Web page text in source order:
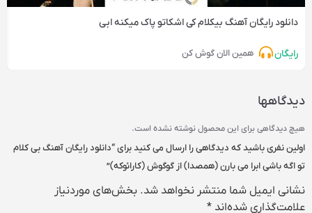
دانلود رایگان آهنگ‌ بیکلام کی اشکاتو پاک میکنه ابی
رایگان همین الان گوش کن
دیدگاهها
هیچ دیدگاهی برای این محصول نوشته نشده است.
اولین نفری باشید که دیدگاهی را ارسال می کنید برای “دانلود رایگان آهنگ بی کلام
تو اگه باشی ابرا می بارن (همصدا) از گوگوش (کارائوکه)”
نشانی ایمیل شما منتشر نخواهد شد. بخش‌های موردنیاز
علامت‌گذاری شده‌اند *